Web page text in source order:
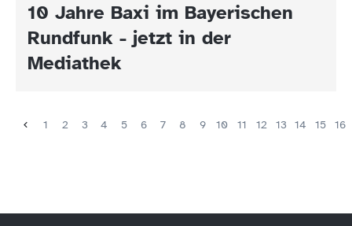
10 Jahre Baxi im Bayerischen
Rundfunk - jetzt in der
Mediathek
1 2 3 4 5 6 7 8 9 10 11 12 13 14 15 16